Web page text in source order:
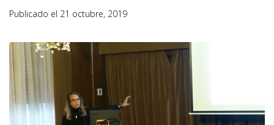
Publicado el 21 octubre, 2019